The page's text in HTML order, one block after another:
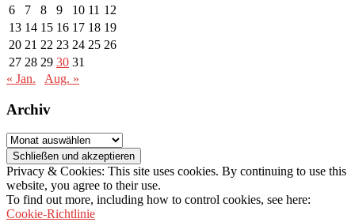
6
7 8 9 10 11 12
13 14 15 16 17 18 19
20 21 22 23 24 25 26
27 28 29 30 31
« Jan.
Aug. »
Archiv
Archiv
Privacy & Cookies: This site uses cookies. By continuing to use this
website, you agree to their use.
To find out more, including how to control cookies, see here:
Cookie-Richtlinie